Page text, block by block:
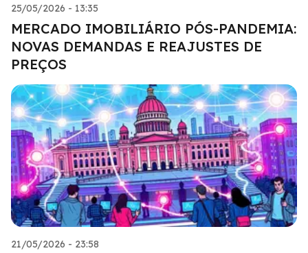
25/05/2026 - 13:35
MERCADO IMOBILIÁRIO PÓS-PANDEMIA:
NOVAS DEMANDAS E REAJUSTES DE
PREÇOS
21/05/2026 - 23:58